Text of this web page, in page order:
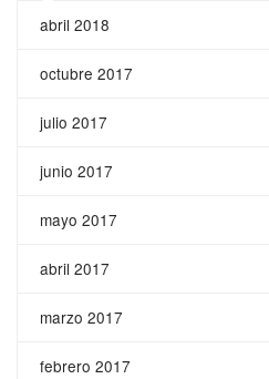
abril 2018
octubre 2017
julio 2017
junio 2017
mayo 2017
abril 2017
marzo 2017
febrero 2017